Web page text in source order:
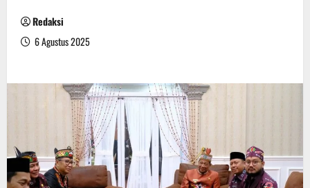
Redaksi
6 Agustus 2025